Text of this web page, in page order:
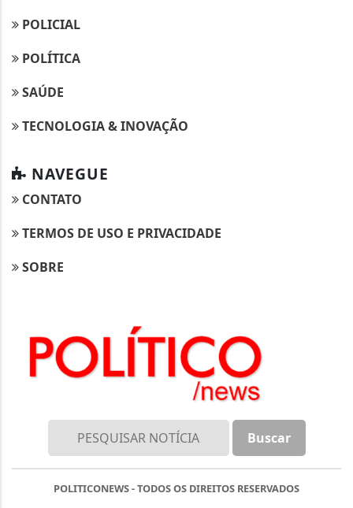
POLICIAL
POLÍTICA
SAÚDE
TECNOLOGIA & INOVAÇÃO
NAVEGUE
CONTATO
TERMOS DE USO E PRIVACIDADE
SOBRE
POLITICONEWS - TODOS OS DIREITOS RESERVADOS